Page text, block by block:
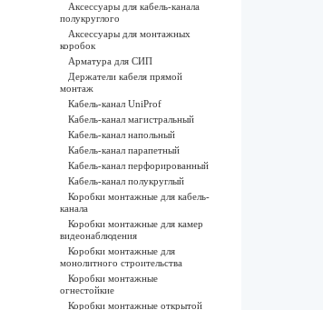
Аксессуары для кабель-канала
полукруглого
Аксессуары для монтажных
коробок
Арматура для СИП
Держатели кабеля прямой
монтаж
Кабель-канал UniProf
Кабель-канал магистральный
Кабель-канал напольный
Кабель-канал парапетный
Кабель-канал перфорированный
Кабель-канал полукруглый
Коробки монтажные для кабель-
канала
Коробки монтажные для камер
видеонаблюдения
Коробки монтажные для
монолитного строительства
Коробки монтажные
огнестойкие
Коробки монтажные открытой